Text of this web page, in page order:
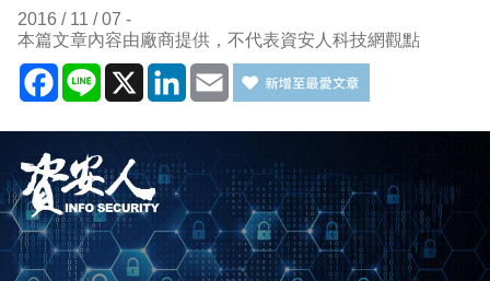
2016 / 11 / 07
本篇文章內容由廠商提供，不代表資安人科技網觀點
Facebook
Line X LinkedIn
Email